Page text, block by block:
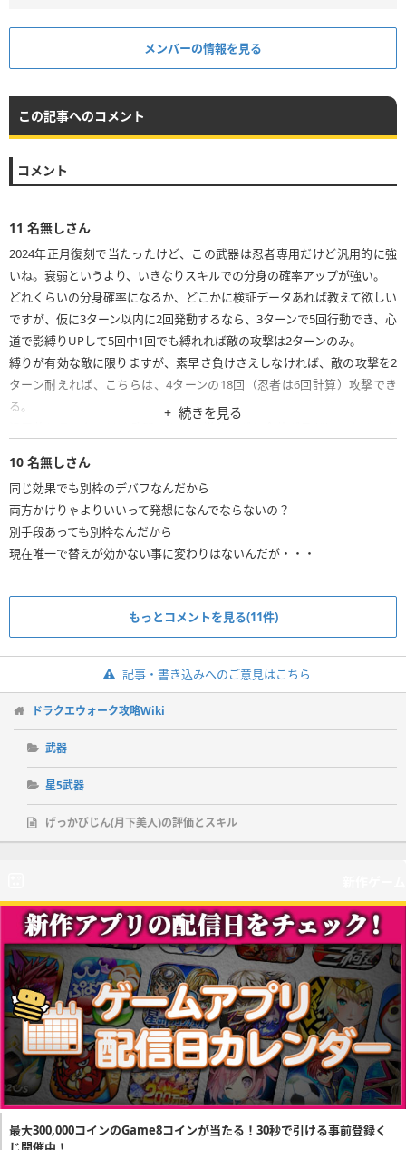
メンバーの情報を見る
この記事へのコメント
コメント
11 名無しさん
2024年正月復刻で当たったけど、この武器は忍者専用だけど汎用的に強
いね。衰弱というより、いきなりスキルでの分身の確率アップが強い。
どれくらいの分身確率になるか、どこかに検証データあれば教えて欲しい
ですが、仮に3ターン以内に2回発動するなら、3ターンで5回行動でき、心
道で影縛りUPして5回中1回でも縛れれば敵の攻撃は2ターンのみ。
縛りが有効な敵に限りますが、素早さ負けさえしなければ、敵の攻撃を2
ターン耐えれば、こちらは、4ターンの18回（忍者は6回計算）攻撃でき
る。
ど、心で習得可能なスキルでもいい。分身で複数回攻撃する前提なら、多
少1回の火力が落ちても使えるはず。
続きを見る
10 名無しさん
同じ効果でも別枠のデバフなんだから
両方かけりゃよりいいって発想になんでならないの？
別手段あっても別枠なんだから
現在唯一で替えが効かない事に変わりはないんだが・・・
もっとコメントを見る(11件)
記事・書き込みへのご意見はこちら
ドラクエウォーク攻略Wiki
武器
星5武器
げっかびじん(月下美人)の評価とスキル
最大300,000コインのGame8コインが当たる！30秒で引ける事前登録く